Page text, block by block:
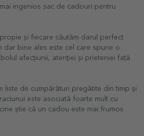
ingenios sac de cadouri pentru
și fiecare căutăm darul perfect
dar bine ales este cel care spune o
afecțiunii, atenției și prieteniei față
liste de cumpărături pregătite din timp și
este asociată foarte mult cu
știe că un cadou este mai frumos